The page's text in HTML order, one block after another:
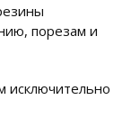
порезам и
исключительно